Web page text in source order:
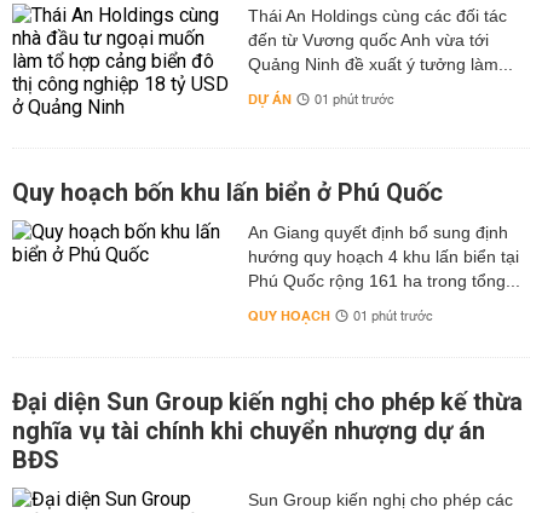
Thái An Holdings cùng các đối tác
đến từ Vương quốc Anh vừa tới
Quảng Ninh đề xuất ý tưởng làm...
DỰ ÁN 01 phút trước
Quy hoạch bốn khu lấn biển ở Phú Quốc
An Giang quyết định bổ sung định
hướng quy hoạch 4 khu lấn biển tại
Phú Quốc rộng 161 ha trong tổng...
QUY HOẠCH 01 phút trước
Đại diện Sun Group kiến nghị cho phép kế thừa
nghĩa vụ tài chính khi chuyển nhượng dự án
BĐS
Sun Group kiến nghị cho phép các